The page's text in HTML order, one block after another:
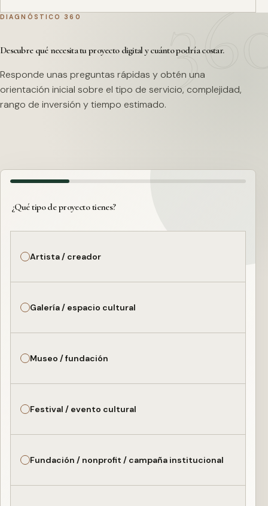
DIAGNÓSTICO 360
Descubre qué necesita tu proyecto digital y cuánto podría costar.
Responde unas preguntas rápidas y obtén una
orientación inicial sobre el tipo de servicio, complejidad,
rango de inversión y tiempo estimado.
¿Qué tipo de proyecto tienes?
Artista / creador
Galería / espacio cultural
Museo / fundación
Festival / evento cultural
Fundación / nonprofit / campaña institucional